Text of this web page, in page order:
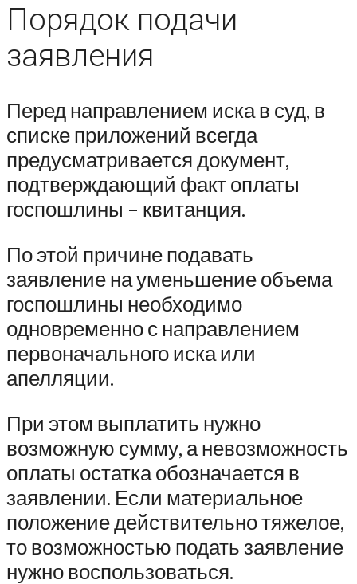
Порядок подачи
заявления
Перед направлением иска в суд, в
списке приложений всегда
предусматривается документ,
подтверждающий факт оплаты
госпошлины – квитанция.
По этой причине подавать
заявление на уменьшение объема
госпошлины необходимо
одновременно с направлением
первоначального иска или
апелляции.
При этом выплатить нужно
возможную сумму, а невозможность
оплаты остатка обозначается в
заявлении. Если материальное
положение действительно тяжелое,
то возможностью подать заявление
нужно воспользоваться.